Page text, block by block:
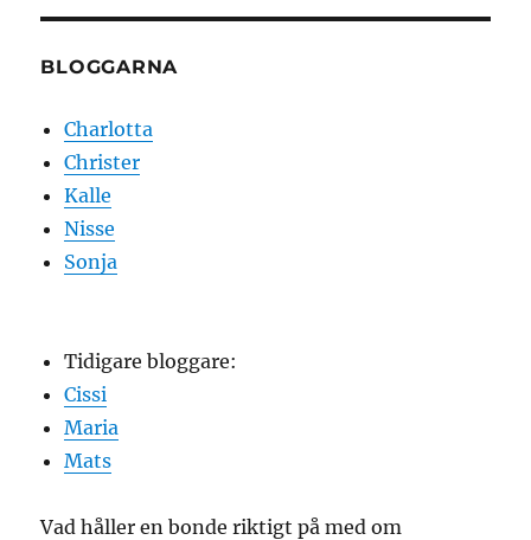
BLOGGARNA
Charlotta
Christer
Kalle
Nisse
Sonja
Tidigare bloggare:
Cissi
Maria
Mats
Vad håller en bonde riktigt på med om